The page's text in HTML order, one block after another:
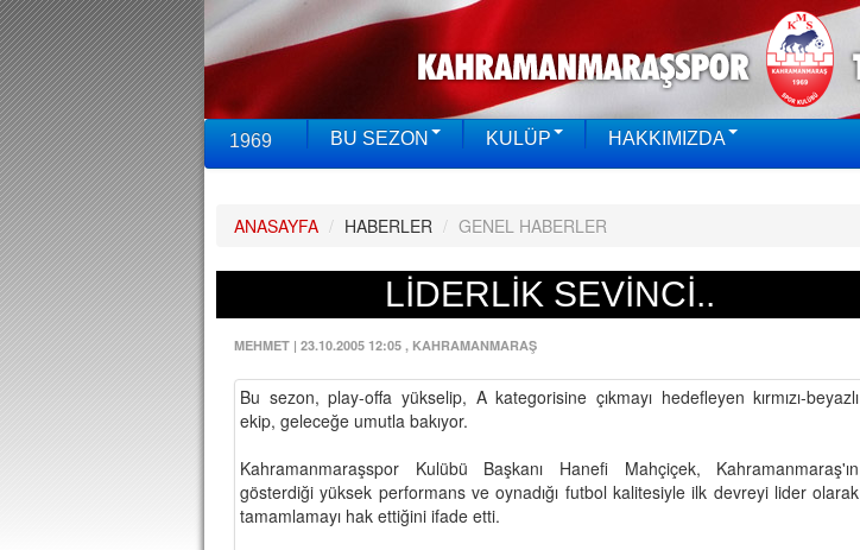
1969 BU SEZON KULÜP HAKKIMIZDA
ANASAYFA / HABERLER / GENEL HABERLER
LİDERLİK SEVİNCİ..
MEHMET | 23.10.2005 12:05 , KAHRAMANMARAŞ
Bu sezon, play-offa yükselip, A kategorisine çıkmayı hedefleyen kırmızı-beyazlı
ekip, geleceğe umutla bakıyor.
Kahramanmaraşspor Kulübü Başkanı Hanefi Mahçiçek, Kahramanmaraş'ın
gösterdiği yüksek performans ve oynadığı futbol kalitesiyle ilk devreyi lider olarak
tamamlamayı hak ettiğini ifade etti.